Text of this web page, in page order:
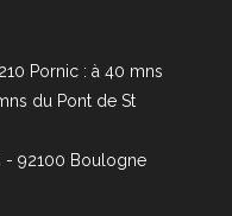
Pornic : à 40 mns
du Pont de St
- 92100 Boulogne